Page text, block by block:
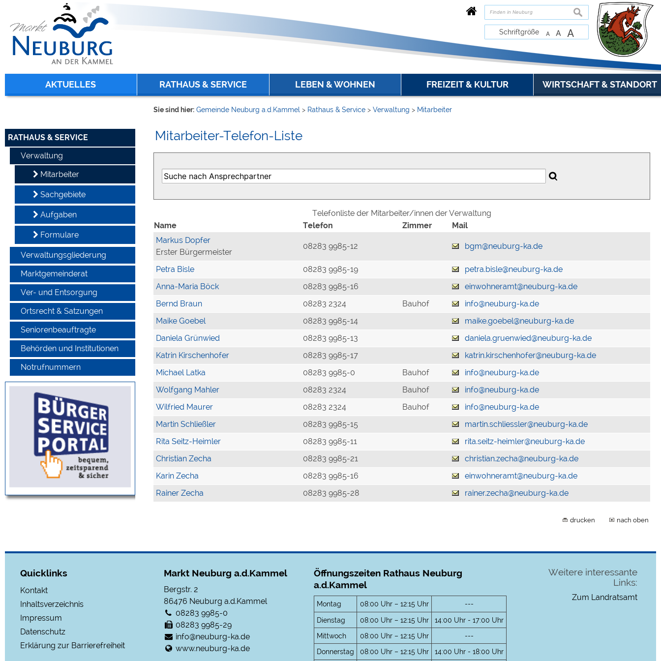
zur Navigation oder zur Startseitespringen.
suchen
Schriftgröße A A A
AKTUELLES RATHAUS & SERVICE LEBEN & WOHNEN FREIZEIT & KULTUR WIRTSCHAFT & STANDORT
RATHAUS & SERVICE
Verwaltung
Mitarbeiter
Sachgebiete
Aufgaben
Formulare
Verwaltungsgliederung
Marktgemeinderat
Ver- und Entsorgung
Ortsrecht & Satzungen
Seniorenbeauftragte
Behörden und Institutionen
Notrufnummern
Sie sind hier: Gemeinde Neuburg a.d.Kammel > Rathaus & Service > Verwaltung > Mitarbeiter
Mitarbeiter-Telefon-Liste
Telefonliste der Mitarbeiter/innen der Verwaltung
Name
Telefon Zimmer
Mail
Markus Dopfer
Erster Bürgermeister
08283 9985-12 bgm@neuburg-ka.de
Petra Bisle 08283 9985-19
petra.bisle@neuburg-ka.de
Anna-Maria Böck
08283 9985-16
einwohneramt@neuburg-ka.de
Bernd Braun
08283 2324 Bauhof
info@neuburg-ka.de
Maike Goebel
08283 9985-14
maike.goebel@neuburg-ka.de
Daniela Grünwied
08283 9985-13
daniela.gruenwied@neuburg-ka.de
Katrin Kirschenhofer
08283 9985-17
katrin.kirschenhofer@neuburg-ka.de
Michael Latka
08283 9985-0 Bauhof
info@neuburg-ka.de
Wolfgang Mahler
08283 2324 Bauhof
info@neuburg-ka.de
Wilfried Maurer
08283 2324 Bauhof
info@neuburg-ka.de
Martin Schließler
08283 9985-15
martin.schliessler@neuburg-ka.de
Rita Seitz-Heimler
08283 9985-11
rita.seitz-heimler@neuburg-ka.de
Christian Zecha
08283 9985-21
christian.zecha@neuburg-ka.de
Karin Zecha
08283 9985-16
einwohneramt@neuburg-ka.de
Rainer Zecha
08283 9985-28 rainer.zecha@neuburg-ka.de
drucken nach oben
Quicklinks
Kontakt
Inhaltsverzeichnis
Impressum
Datenschutz
Erklärung zur Barrierefreiheit
Markt Neuburg a.d.Kammel
Bergstr. 2
86476 Neuburg a.d.Kammel
08283 9985-0
08283 9985-29
info@neuburg-ka.de
www.neuburg-ka.de
Öffnungszeiten Rathaus Neuburg
a.d.Kammel
Montag 08:00 Uhr – 12:15 Uhr
---
Dienstag
08:00 Uhr – 12:15 Uhr
14:00 Uhr - 17:00 Uhr
Mittwoch
08:00 Uhr – 12:15 Uhr
---
Donnerstag
08:00 Uhr – 12:15 Uhr 14:00 Uhr - 18:00 Uhr
Weitere interessante
Links:
Zum Landratsamt